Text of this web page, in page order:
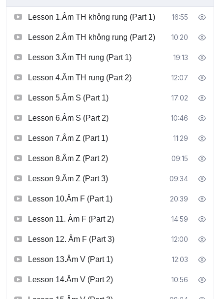
Lesson 1.Âm TH không rung (Part 1) 16:55
Lesson 2.Âm TH không rung (Part 2) 10:20
Lesson 3.Âm TH rung (Part 1) 19:13
Lesson 4.Âm TH rung (Part 2) 12:07
Lesson 5.Âm S (Part 1) 17:02
Lesson 6.Âm S (Part 2) 10:46
Lesson 7.Âm Z (Part 1) 11:29
Lesson 8.Âm Z (Part 2) 09:15
Lesson 9.Âm Z (Part 3) 09:34
Lesson 10.Âm F (Part 1) 20:39
Lesson 11. Âm F (Part 2) 14:59
Lesson 12. Âm F (Part 3) 12:00
Lesson 13.Âm V (Part 1) 12:03
Lesson 14.Âm V (Part 2) 10:56